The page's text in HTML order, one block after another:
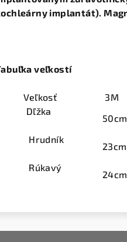
implantát).
veľkostí
Veľkosť 3M
Dľžka
50cm
Hrudník
23cm
Rúkavý
24cm